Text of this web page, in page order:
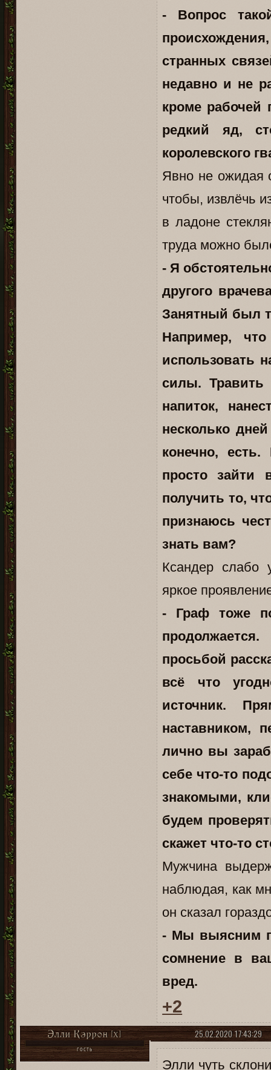
- Вопрос
странных
недавно и не
кроме рабочей
редкий яд,
королевского
Явно не ожидая
чтобы, извлёчь
в ладоне
труда можно
- Я
другого
Занятный был
Например,
использовать
силы.
напиток,
несколько
конечно,
просто зайти
получить то,
признаюсь
знать вам?
Ксандер слабо
яркое
- Граф тоже
просьбой
всё что
источник.
наставником,
лично вы
себе что-то
знакомыми,
будем
скажет что-то
Мужчина
наблюдая, как
он сказал
- Мы выясним
сомнение в
вред.
+2
25.02.2020 17:43:29
Элли Кэррон [X]
ГОСТЬ
Элли чуть